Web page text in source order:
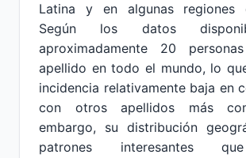
Latina y en algunas regiones
Según los datos
aproximadamente 20
apellido en todo el mundo, lo
incidencia relativamente baja en
con otros apellidos más
embargo, su distribución
patrones interesantes